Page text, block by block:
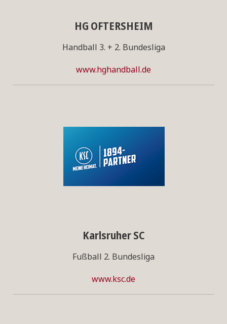
HG OFTERSHEIM
Handball 3. + 2. Bundesliga
www.hghandball.de
Karlsruher SC
Fußball 2. Bundesliga
www.ksc.de